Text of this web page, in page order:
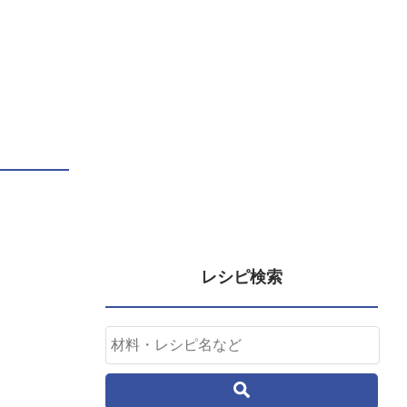
レシピ検索